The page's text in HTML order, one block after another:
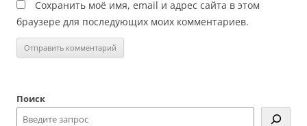
Сохранить моё имя, email и адрес сайта в этом
браузере для последующих моих комментариев.
Поиск